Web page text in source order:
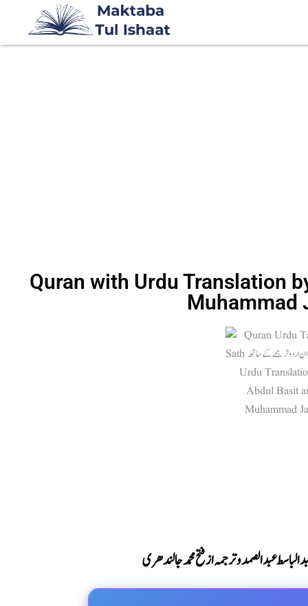
Quran with Urdu Translation
Muhammad
عبدالصمد و ترجمہ از فتح محمد جالندھری